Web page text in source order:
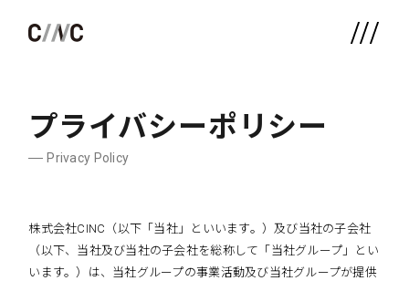
プライバシーポリシー
Privacy Policy
株式会社CINC（以下「当社」といいます。）及び当社の子会社
（以下、当社及び当社の子会社を総称して「当社グループ」とい
います。）は、当社グループの事業活動及び当社グループが提供